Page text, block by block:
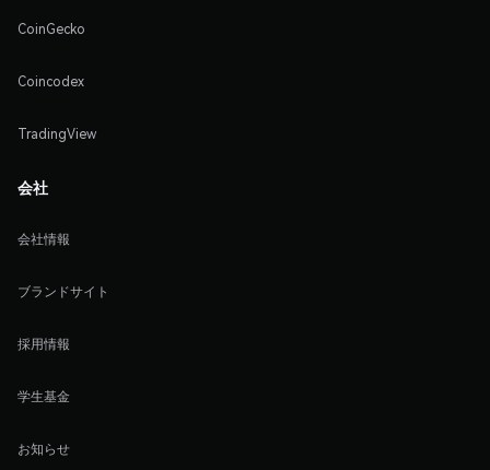
CoinGecko
Coincodex
TradingView
会社
会社情報
ブランドサイト
採用情報
学生基金
お知らせ